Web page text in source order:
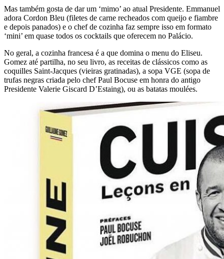
Mas também gosta de dar um ‘mimo’ ao atual Presidente. Emmanuel
adora Cordon Bleu (filetes de carne recheados com queijo e fiambre
e depois panados) e o chef de cozinha faz sempre isso em formato
‘mini’ em quase todos os cocktails que oferecem no Palácio.
No geral, a cozinha francesa é a que domina o menu do Eliseu.
Gomez até partilha, no seu livro, as receitas de clássicos como as
coquilles Saint-Jacques (vieiras gratinadas), a sopa VGE (sopa de
trufas negras criada pelo chef Paul Bocuse em honra do antigo
Presidente Valerie Giscard D’Estaing), ou as batatas moulées.